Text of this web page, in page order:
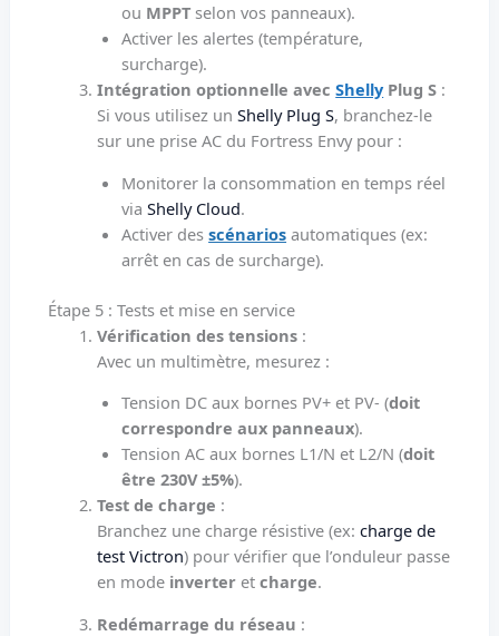
ou MPPT selon vos panneaux).
Activer les alertes (température,
surcharge).
Intégration optionnelle avecShellyPlug S :
Si vous utilisez unShelly Plug S, branchez-le
sur une prise AC du Fortress Envy pour :
Monitorer la consommation en temps réel
viaShelly Cloud.
Activer desscénarios automatiques (ex:
arrêt en cas de surcharge).
Étape 5 : Tests et mise en service
Vérification des tensions :
Avec un multimètre, mesurez :
Tension DC aux bornes PV+ et PV- (doit
correspondre aux panneaux).
Tension AC aux bornes L1/N et L2/N (doit
être 230V ±5%).
Test de charge :
Branchez une charge résistive (ex:charge de
test Victron) pour vérifier que l’onduleur passe
en mode inverter etcharge.
Redémarrage du réseau :